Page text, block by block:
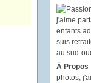
À Propos
photos,